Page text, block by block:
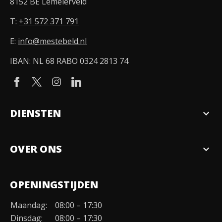
T: +31 572 371 791
E: info@mestebeld.nl
IBAN: NL 68 RABO 0324 2813 74
DIENSTEN expand_more
OVER ONS expand_more
Organisatie
Duurzaamheid
OPENINGSTIJDEN
Maandag:
08:00 – 17:30
Dinsdag:
08:00 – 17:30